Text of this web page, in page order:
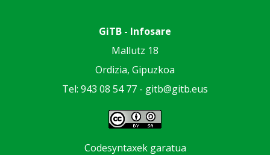
GiTB - Infosare
Mallutz 18
Ordizia, Gipuzkoa
Tel: 943 08 54 77 - gitb@gitb.eus
Codesyntaxek garatua